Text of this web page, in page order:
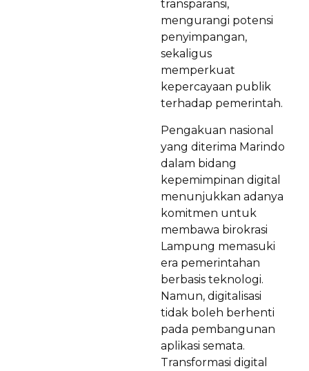
transparansi,
mengurangi potensi
penyimpangan,
sekaligus
memperkuat
kepercayaan publik
terhadap pemerintah.
Pengakuan nasional
yang diterima Marindo
dalam bidang
kepemimpinan digital
menunjukkan adanya
komitmen untuk
membawa birokrasi
Lampung memasuki
era pemerintahan
berbasis teknologi.
Namun, digitalisasi
tidak boleh berhenti
pada pembangunan
aplikasi semata.
Transformasi digital